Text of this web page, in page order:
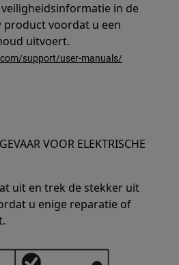
in de
product voordat u een
uitvoert.
support/user-manuals/
GEVAAR VOOR ELEKTRISCHE
uit en trek de stekker uit
u enige reparatie of